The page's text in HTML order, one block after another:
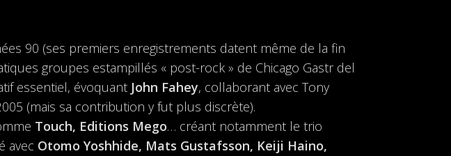
90 (ses premiers enregistrements datent même de la fin
groupes estampillés « post-rock » de Chicago Gastr del
essentiel, évoquant John Fahey, collaborant avec Tony
(mais sa contribution y fut plus discrète).
Touch, Editions Mego… créant notamment le trio
avec Otomo Yoshhide, Mats Gustafsson, Keiji Haino,